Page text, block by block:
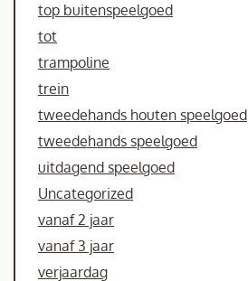
top buitenspeelgoed
tot
trampoline
trein
tweedehands houten speelgoed
tweedehands speelgoed
uitdagend speelgoed
Uncategorized
vanaf 2 jaar
vanaf 3 jaar
verjaardag